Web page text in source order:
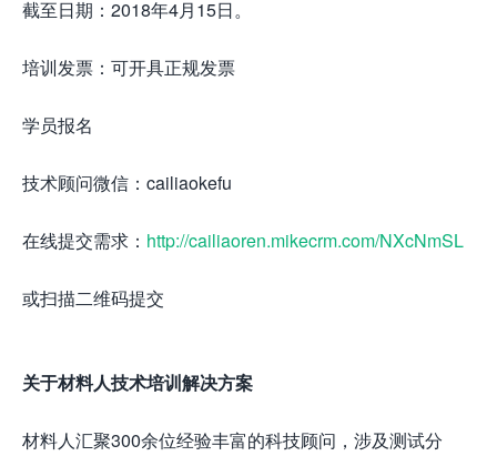
截至日期：2018年4月15日。
培训发票：可开具正规发票
学员报名
技术顾问微信：cailiaokefu
在线提交需求： http://cailiaoren.mikecrm.com/NXcNmSL
或扫描二维码提交
关于材料人技术培训解决方案
材料人汇聚300余位经验丰富的科技顾问，涉及测试分